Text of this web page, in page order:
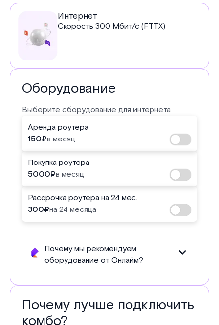
Услуги
тарифе
Интернет
Скорость 300 Мбит/с (FTTX)
Оборудование
Выберите оборудование для интернета
Аренда роутера
150₽в месяц
Покупка роутера
5000₽в месяц
Рассрочка роутера на 24 мес.
300₽на 24 месяца
Почему мы рекомендуем
оборудование от Онлайм?
Почему лучше подключить
комбо?